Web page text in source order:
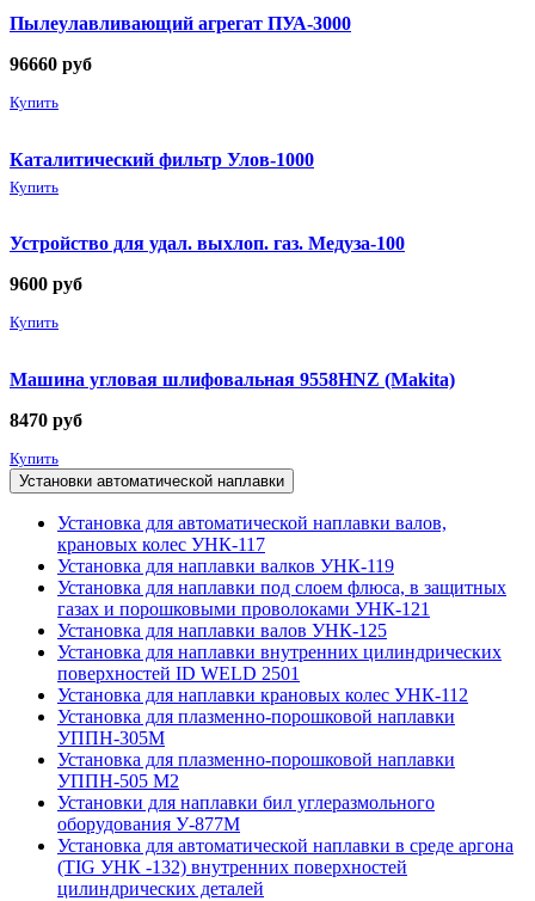
Пылеулавливающий агрегат ПУА-3000
96660 руб
Купить
Каталитический фильтр Улов-1000
Купить
Устройство для удал. выхлоп. газ. Медуза-100
9600 руб
Купить
Машина угловая шлифовальная 9558HNZ (Makita)
8470 руб
Купить
Установки автоматической наплавки
Установка для автоматической наплавки валов,
крановых колес УНК-117
Установка для наплавки валков УНК-119
Установка для наплавки под слоем флюса, в защитных
газах и порошковыми проволоками УНК-121
Установка для наплавки валов УНК-125
Установка для наплавки внутренних цилиндрических
поверхностей ID WELD 2501
Установка для наплавки крановых колес УНК-112
Установка для плазменно-порошковой наплавки
УППН-305М
Установка для плазменно-порошковой наплавки
УППН-505 М2
Установки для наплавки бил углеразмольного
оборудования У-877М
Установка для автоматической наплавки в среде аргона
(TIG УНК -132) внутренних поверхностей
цилиндрических деталей